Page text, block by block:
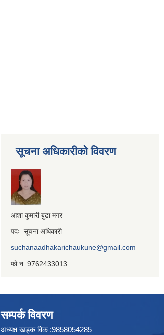
सूचना अधिकारीको विवरण
आशा कुमारी बुढा मगर
पदः सूचना अधिकारी
suchanaadhakarichaukune@gmail.com
फो न. 9762433013
सम्पर्क विवरण
अध्यक्ष खड्क विक :9858054285